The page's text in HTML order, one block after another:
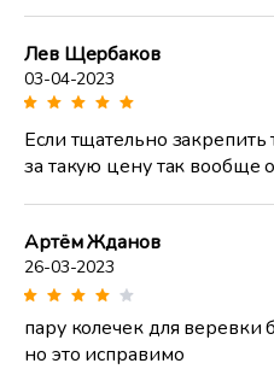
Лев Щербаков
03-04-2023
Если тщательно
за такую цену так вообще
Артём Жданов
26-03-2023
пару колечек для веревки
но это исправимо